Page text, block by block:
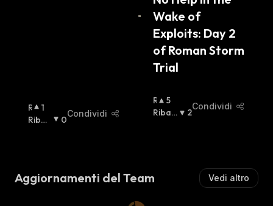
R
I
S
1
Ribas
0
Condividi
Wake of
Exploits: Day 2
of Roman Storm
R
I
T
5
Ribas
2
Condividi
Aggiornamenti del Team Vedi altro